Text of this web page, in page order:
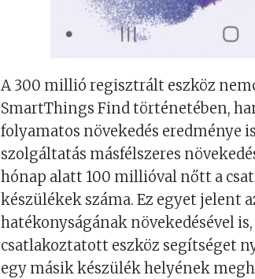
A 300 millió regisztrált eszköz
SmartThings Find történetében,
folyamatos növekedés eredménye
szolgáltatás másfélszeres
hónap alatt 100 millióval nőtt a
készülékek száma. Ez egyet jelent
hatékonyságának növekedésével
csatlakoztatott eszköz segítséget
egy másik készülék helyének